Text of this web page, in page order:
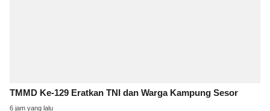
TMMD Ke-129 Eratkan TNI dan Warga Kampung Sesor
6 jam yang lalu